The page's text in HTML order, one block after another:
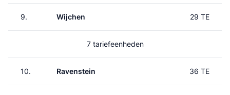
9. Wijchen 29 TE
7 tariefeenheden
10. Ravenstein 36 TE